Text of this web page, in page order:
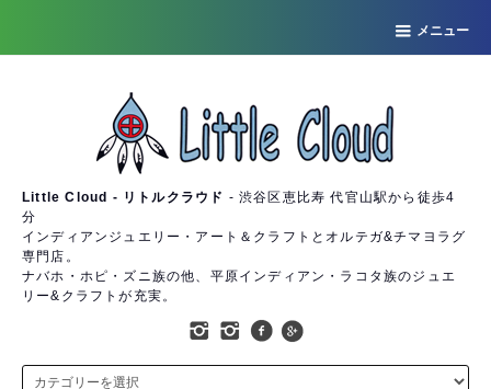
メニュー
Little Cloud - リトルクラウド - 渋谷区恵比寿 代官山駅から徒歩4
分
インディアンジュエリー・アート＆クラフトとオルテガ&チマヨラグ
専門店。
ナバホ・ホピ・ズニ族の他、平原インディアン・ラコタ族のジュエ
リー&クラフトが充実。